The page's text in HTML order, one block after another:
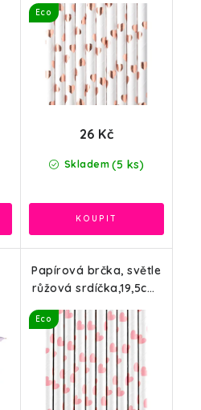
Eco
Skladem (5 ks)
26 Kč
Papírová brčka, světle
růžová srdíčka,19,5cm,
Eco